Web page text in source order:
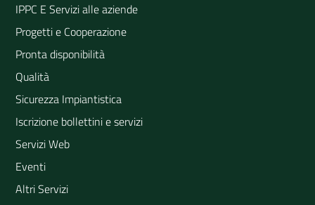
IPPC E Servizi alle aziende
Progetti e Cooperazione
Pronta disponibilità
Qualità
Sicurezza Impiantistica
Iscrizione bollettini e servizi
Servizi Web
Eventi
Altri Servizi